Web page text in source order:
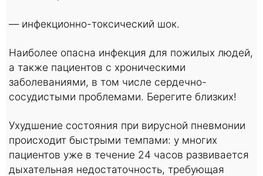
— инфекционно-токсический шок.
Наиболее опасна инфекция для пожилых людей,
а также пациентов с хроническими
заболеваниями, в том числе сердечно-
сосудистыми проблемами. Берегите близких!
Ухудшение состояния при вирусной пневмонии
происходит быстрыми темпами: у многих
пациентов уже в течение 24 часов развивается
дыхательная недостаточность, требующая